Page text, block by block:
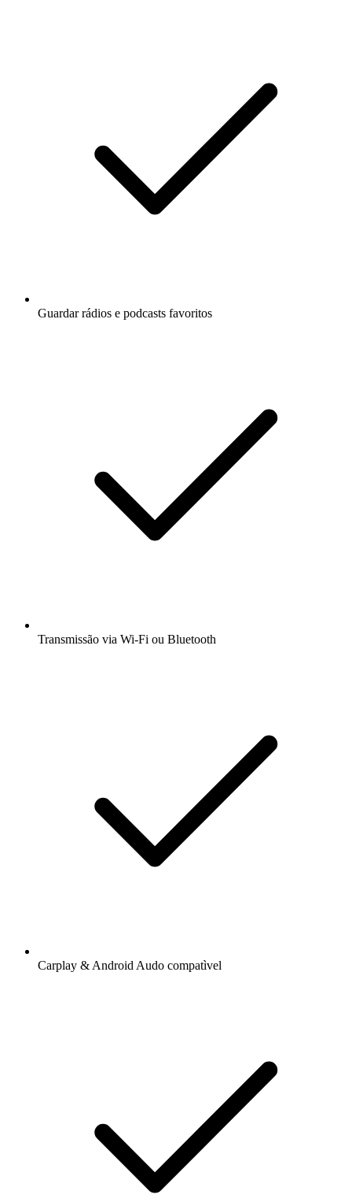
Guardar rádios e podcasts favoritos
Transmissão via Wi-Fi ou Bluetooth
Carplay & Android Audo compatìvel